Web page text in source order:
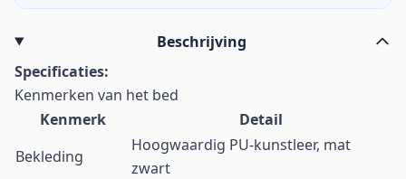
Beschrijving
Specificaties:
Kenmerken van het bed
Kenmerk
Detail
Bekleding
Hoogwaardig PU-kunstleer, mat
zwart